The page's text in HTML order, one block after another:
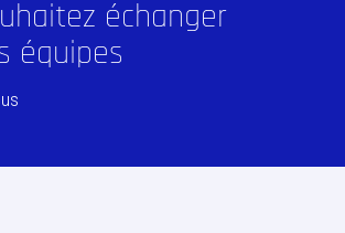
échanger
équipes